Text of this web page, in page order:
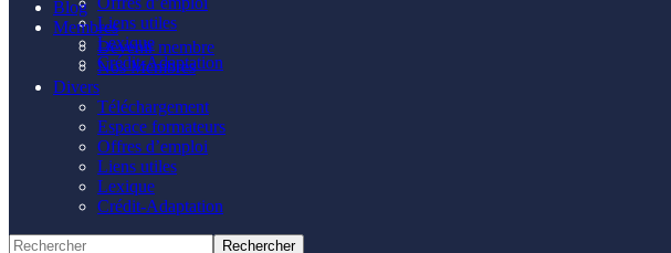
Liens utiles
Lexique
Crédit-Adaptation
Blog
Membres
Devenir membre
Nos Membres
Divers
Téléchargement
Espace formateurs
Offres d’emploi
Liens utiles
Lexique
Crédit-Adaptation